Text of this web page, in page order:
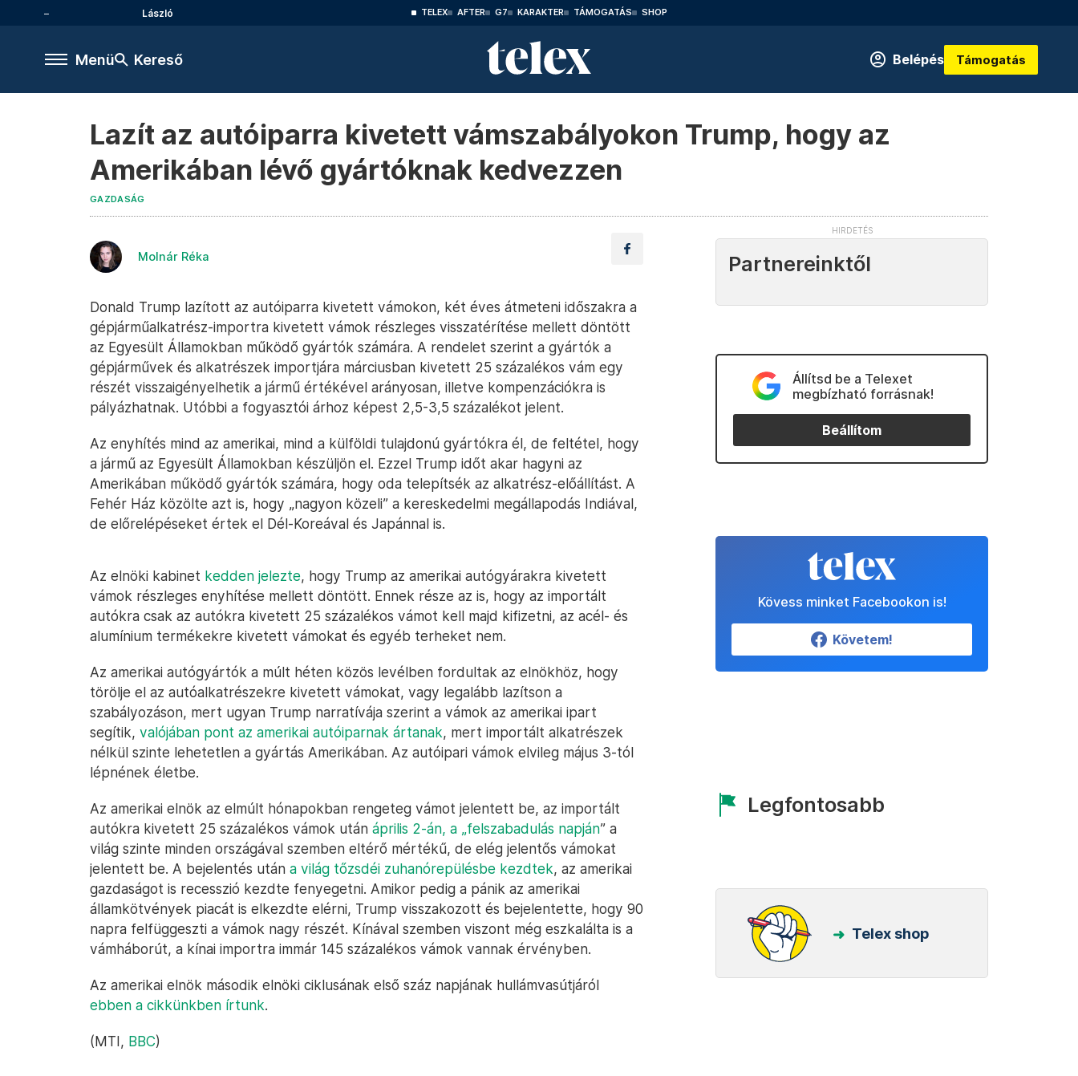
László TELEX AFTER G7 KARAKTER TÁMOGATÁS SHOP
Menü Kereső Belépés Támogatás
Lazít az autóiparra kivetett vámszabályokon Trump, hogy az
Amerikában lévő gyártóknak kedvezzen
GAZDASÁG
Molnár Réka
Donald Trump lazított az autóiparra kivetett vámokon, két éves átmeteni időszakra a
gépjárműalkatrész-importra kivetett vámok részleges visszatérítése mellett döntött
az Egyesült Államokban működő gyártók számára. A rendelet szerint a gyártók a
gépjárművek és alkatrészek importjára márciusban kivetett 25 százalékos vám egy
részét visszaigényelhetik a jármű értékével arányosan, illetve kompenzációkra is
pályázhatnak. Utóbbi a fogyasztói árhoz képest 2,5-3,5 százalékot jelent.
Az enyhítés mind az amerikai, mind a külföldi tulajdonú gyártókra él, de feltétel, hogy
a jármű az Egyesült Államokban készüljön el. Ezzel Trump időt akar hagyni az
Amerikában működő gyártók számára, hogy oda telepítsék az alkatrész-előállítást. A
Fehér Ház közölte azt is, hogy „nagyon közeli” a kereskedelmi megállapodás Indiával,
de előrelépéseket értek el Dél-Koreával és Japánnal is.
Az elnöki kabinet kedden jelezte, hogy Trump az amerikai autógyárakra kivetett
vámok részleges enyhítése mellett döntött. Ennek része az is, hogy az importált
autókra csak az autókra kivetett 25 százalékos vámot kell majd kifizetni, az acél- és
alumínium termékekre kivetett vámokat és egyéb terheket nem.
Az amerikai autógyártók a múlt héten közös levélben fordultak az elnökhöz, hogy
törölje el az autóalkatrészekre kivetett vámokat, vagy legalább lazítson a
szabályozáson, mert ugyan Trump narratívája szerint a vámok az amerikai ipart
segítik, valójában pont az amerikai autóiparnak ártanak, mert importált alkatrészek
nélkül szinte lehetetlen a gyártás Amerikában. Az autóipari vámok elvileg május 3-tól
lépnének életbe.
Az amerikai elnök az elmúlt hónapokban rengeteg vámot jelentett be, az importált
autókra kivetett 25 százalékos vámok után április 2-án, a „felszabadulás napján” a
világ szinte minden országával szemben eltérő mértékű, de elég jelentős vámokat
jelentett be. A bejelentés után a világ tőzsdéi zuhanórepülésbe kezdtek, az amerikai
gazdaságot is recesszió kezdte fenyegetni. Amikor pedig a pánik az amerikai
államkötvények piacát is elkezdte elérni, Trump visszakozott és bejelentette, hogy 90
napra felfüggeszti a vámok nagy részét. Kínával szemben viszont még eszkalálta is a
vámháborút, a kínai importra immár 145 százalékos vámok vannak érvényben.
Az amerikai elnök második elnöki ciklusának első száz napjának hullámvasútjáról
ebben a cikkünkben írtunk.
(MTI, BBC)
Partnereinktől
Állítsd be a Telexet
megbízható forrásnak!
Beállítom
Kövess minket Facebookon is!
Követem!
Legfontosabb
Telex shop